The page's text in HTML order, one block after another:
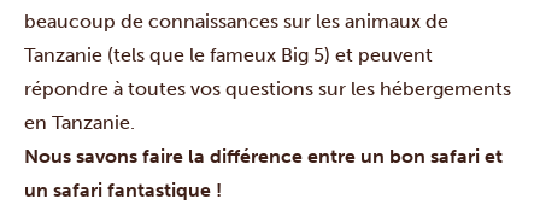
beaucoup de connaissances sur les animaux de
Tanzanie (tels que le fameux Big 5) et peuvent
répondre à toutes vos questions sur les hébergements
en Tanzanie.
Nous savons faire la différence entre un bon safari et
un safari fantastique !